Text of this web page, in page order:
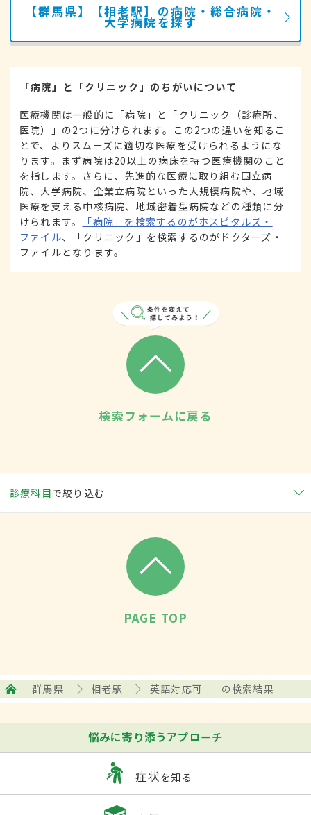
【群馬県】【相老駅】の病院・総合病院・
大学病院を探す
「病院」と「クリニック」のちがいについて
医療機関は一般的に「病院」と「クリニック（診療所、
医院）」の2つに分けられます。この2つの違いを知るこ
とで、よりスムーズに適切な医療を受けられるようにな
ります。まず病院は20以上の病床を持つ医療機関のこと
を指します。さらに、先進的な医療に取り組む国立病
院、大学病院、企業立病院といった大規模病院や、地域
医療を支える中核病院、地域密着型病院などの種類に分
けられます。
「病院」を検索するのがホスピタルズ・
ファイル、「クリニック」を検索するのがドクターズ・
ファイルとなります。
検索フォームに戻る
診療科目で絞り込む
PAGE TOP
群馬県 相老駅 英語対応可 の検索結果
悩みに寄り添うアプローチ
症状を知る